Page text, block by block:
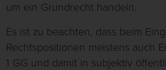
um ein Grundrecht handeln.
Es ist zu beachten, dass beim
Rechtspositionen meistens auch
1 GG und damit in subjektiv